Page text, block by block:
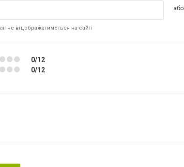
не відображатиметься на сайті
або
0/12
0/12